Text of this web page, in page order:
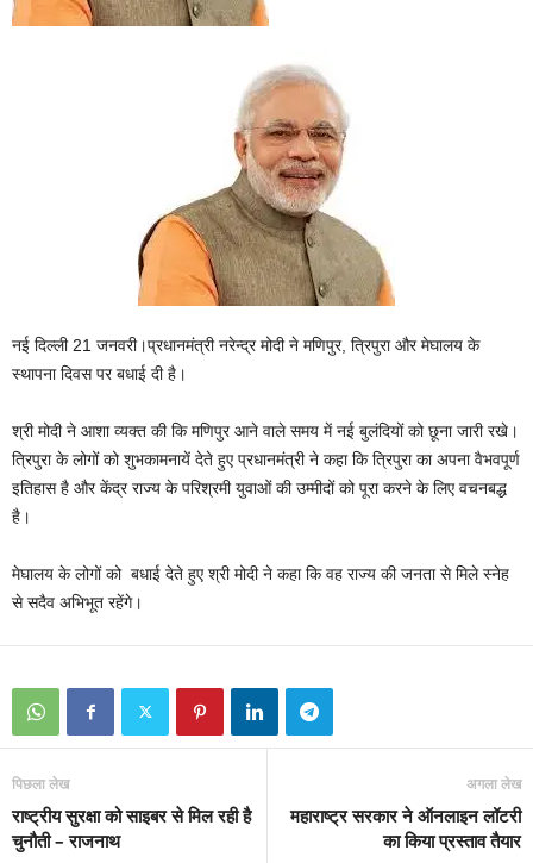
नई दिल्ली 21 जनवरी।प्रधानमंत्री नरेन्द्र मोदी ने मणिपुर, त्रिपुरा और मेघालय के
स्थापना दिवस पर बधाई दी है।
श्री मोदी ने आशा व्यक्त की कि मणिपुर आने वाले समय में नई बुलंदियों को छूना जारी रखे।
त्रिपुरा के लोगों को शुभकामनायें देते हुए प्रधानमंत्री ने कहा कि त्रिपुरा का अपना वैभवपूर्ण
इतिहास है और केंद्र राज्य के परिश्रमी युवाओं की उम्मीदों को पूरा करने के लिए वचनबद्ध
है।
मेघालय के लोगों को बधाई देते हुए श्री मोदी ने कहा कि वह राज्य की जनता से मिले स्नेह
से सदैव अभिभूत रहेंगे।
पिछला लेख
राष्ट्रीय सुरक्षा को साइबर से मिल रही है
चुनौती – राजनाथ
अगला लेख
महाराष्ट्र सरकार ने ऑनलाइन लॉटरी
का किया प्रस्ताव तैयार